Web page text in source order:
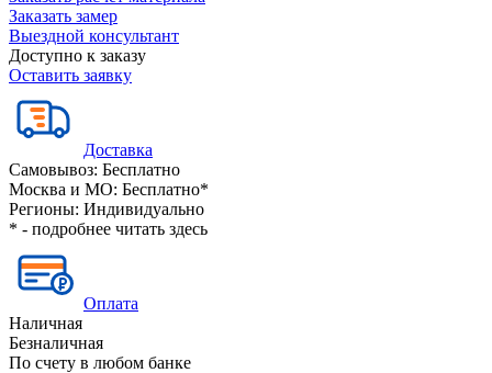
Заказать замер
Выездной консультант
Доступно к заказу
Оставить заявку
Доставка
Самовывоз: Бесплатно
Москва и МО: Бесплатно*
Регионы: Индивидуально
* - подробнее читать здесь
Оплата
Наличная
Безналичная
По счету в любом банке